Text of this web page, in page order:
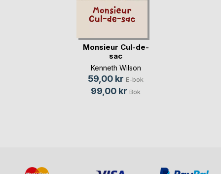
Monsieur Cul-de-
sac
Kenneth Wilson
59,00 kr E-bok
99,00 kr Bok